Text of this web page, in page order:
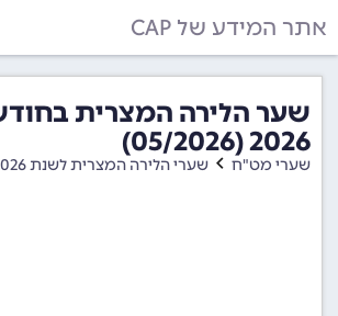
אתר המידע של CAP
שער הלירה המצרית
2026 (05/2026)
שערי מט"ח שערי הלירה המצרית לשנת 2026